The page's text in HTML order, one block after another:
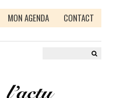
MON AGENDA CONTACT